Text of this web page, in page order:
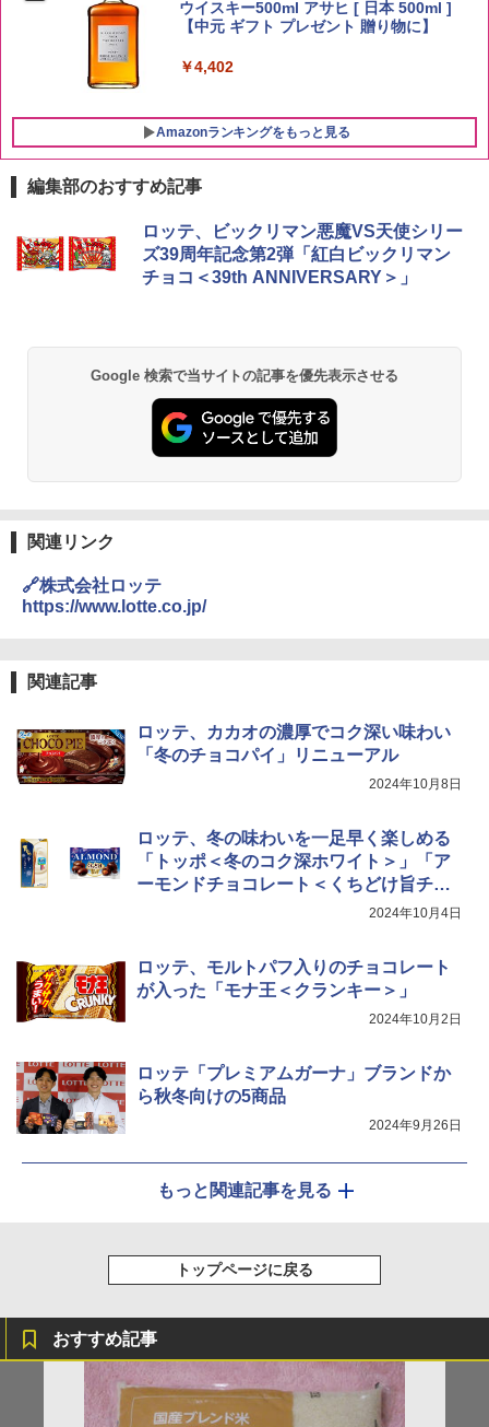
￥3,396
ウイスキー500ml アサヒ [ 日本 500ml ]
【中元 ギフト プレゼント 贈り物に】
￥4,402
Amazonランキングをもっと見る
チキンラーメン どんぶり 85g×12個 日清
食品 インスタント カップ麺
￥1,939
【公式】ブタメン とんこつ味 35g×15個
麺 小腹 インスタント アウトドアにも ロ
ーリングストック 大人買い おやつカン
パニー
￥1,288
らに塩分控えめ 78g×12個
国分 tabete だし麺 千葉県産はまぐりだ
し 塩らーめん 108g×10袋 保存食 備蓄
5
カップヌードル レギュラー 日清食品 カ
ップ麺 78g×20個
[山善] スチームオーブンレンジ 25L 一人
暮らし 二人暮らし フラットテーブル ス
チーム調理 自動メニュー19種搭載 角皿
付き ブラック MRK-F250TSV(B)
シャープ 過熱水蒸気 オーブンレンジ 23
L 1段調理 ブラック RE-WF232-B シンプ
ル操作 コンパクト 一人暮らし 二人暮ら
し らくチン!（絶対湿度）センサー ノン
フライ調理 トースト スチームあたため
[山善] スチームオーブンレンジ 省エネ
￥26,130
ジ 石窯ドーム ER-D80A(K) ブラック 25
0℃ 1段調理 フラットテーブル 電子レン
ジ 赤外線センサー ノンフライ調理 簡単
お手入れ 小型 新生活 一人暮らし 二人暮
シャープ ウォーターオーブン ヘルシオ
クション トースト機能
￥44,800
編集部のおすすめ記事
ロッテ、ビックリマン悪魔VS天使シリー
ズ39周年記念第2弾「紅白ビックリマン
チョコ＜39th ANNIVERSARY＞」
Google 検索で当サイトの記事を優先表示させる
関連リンク
🔗株式会社ロッテ
https://www.lotte.co.jp/
関連記事
ロッテ、カカオの濃厚でコク深い味わい
「冬のチョコパイ」リニューアル
2024年10月8日
ロッテ、冬の味わいを一足早く楽しめる
「トッポ＜冬のコク深ホワイト＞」「ア
ーモンドチョコレート＜くちどけ旨チョ
2024年10月4日
ロッテ、モルトパフ入りのチョコレート
が入った「モナ王＜クランキー＞」
2024年10月2日
ロッテ「プレミアムガーナ」ブランドか
ら秋冬向けの5商品
2024年9月26日
もっと関連記事を見る
トップページに戻る
おすすめ記事